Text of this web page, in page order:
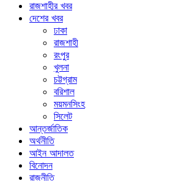
রাজশাহীর খবর
দেশের খবর
ঢাকা
রাজশাহী
রংপুর
খুলনা
চট্টগ্রাম
বরিশাল
ময়মনসিংহ
সিলেট
আন্তর্জাতিক
অর্থনীতি
আইন আদালত
বিনোদন
রাজনীতি